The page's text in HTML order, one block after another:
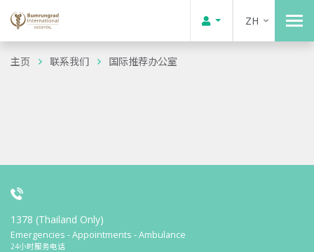
ZH
主页 联系我们 国际推荐办公室
1378 (Thailand Only)
Emergencies - Appointments - Ambulance
24小时服务电话